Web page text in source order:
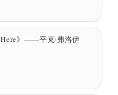
Here》——平克·弗洛伊